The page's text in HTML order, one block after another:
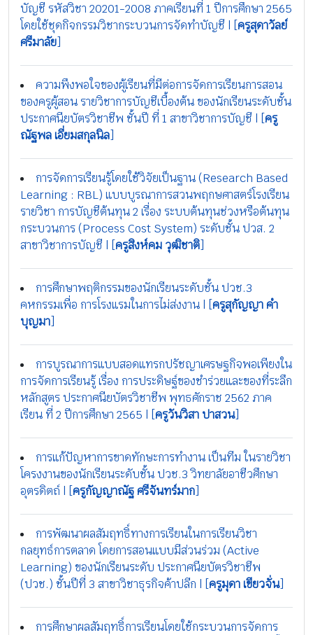
บัญชี รหัสวิชา 20201-2008 ภาคเรียนที่ 1 ปีการศึกษา 2565
โดยใช้ชุดกิจกรรมวิชากระบวนการจัดทำบัญชี | [ ครูสุดาวัลย์
ศรีมาลัย
ความพึงพอใจของผู้เรียนที่มีต่อการจัดการเรียนการสอน
ของครูผู้สอน รายวิชาการบัญชีเบื้องต้น ของนักเรียนระดับชั้น
ประกาศนียบัตรวิชาชีพ ชั้นปี ที่ 1 สาขาวิชาการบัญชี | [ ครู
ณัฐพล เอี่ยมสกุลนิล
การจัดการเรียนรู้โดยใช้วิจัยเป็นฐาน (Research Based
Learning : RBL) แบบบูรณาการสวนพฤกษศาสตร์โรงเรียน
รายวิชา การบัญชีต้นทุน 2 เรื่อง ระบบต้นทุนช่วงหรือต้นทุน
กระบวนการ (Process Cost System) ระดับชั้น ปวส. 2
สาขาวิชาการบัญชี | [ ครูสิงห์คม วุฒิชาติ
การศึกษาพฤติกรรมของนักเรียนระดับชั้น ปวช.3
คหกรรมเพื่อ การโรงแรมในการไม่ส่งงาน | [ ครูสุกัญญา คำ
บุญมา
การบูรณาการแบบสอดแทรกปรัชญาเศรษฐกิจพอเพียงใน
การจัดการเรียนรู้ เรื่อง การประดิษฐ์ของชำร่วยและของที่ระลึก
หลักสูตร ประกาศนียบัตรวิชาชีพ พุทธศักราช 2562 ภาค
เรียน ที่ 2 ปีการศึกษา 2565 | [ ครูวันวิสา ปาสวน]
การแก้ปัญหาการขาดทักษะการทำงาน เป็นทีม ในรายวิชา
โครงงานของนักเรียนระดับชั้น ปวช.3 วิทยาลัยอาชีวศึกษา
อุตรดิตถ์ | [ ครูกัญญาณัฐ ศรีจันทร์มาก
การพัฒนาผลสัมฤทธิ์ทางการเรียนในการเรียนวิชา
กลยุทธ์การตลาด โดยการสอนแบบมีส่วนร่วม (Active
Learning) ของนักเรียนระดับ ประกาศนียบัตรวิชาชีพ
(ปวช.) ชั้นปีที่ 3 สาขาวิชาธุรกิจค้าปลีก | [ ครูมุดา เขียวจั่น]
การศึกษาผลสัมฤทธิ์การเรียนโดยใช้กระบวนการจัดการ